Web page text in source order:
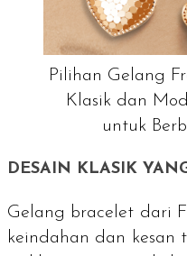
Pilihan Gelang
Klasik dan
untuk
DESAIN KLASIK
Gelang bracelet dari
keindahan dan kesan